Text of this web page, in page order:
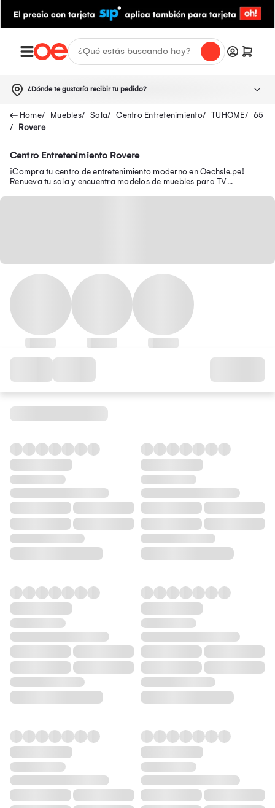
¿Dónde te gustaría recibir tu pedido?
Muebles Sala Centro Entretenimiento TUHOME
65
Rovere
Centro Entretenimiento Rovere
¡Compra tu centro de entretenimiento moderno en Oechsle.pe!
Renueva tu sala y encuentra modelos de muebles para TV